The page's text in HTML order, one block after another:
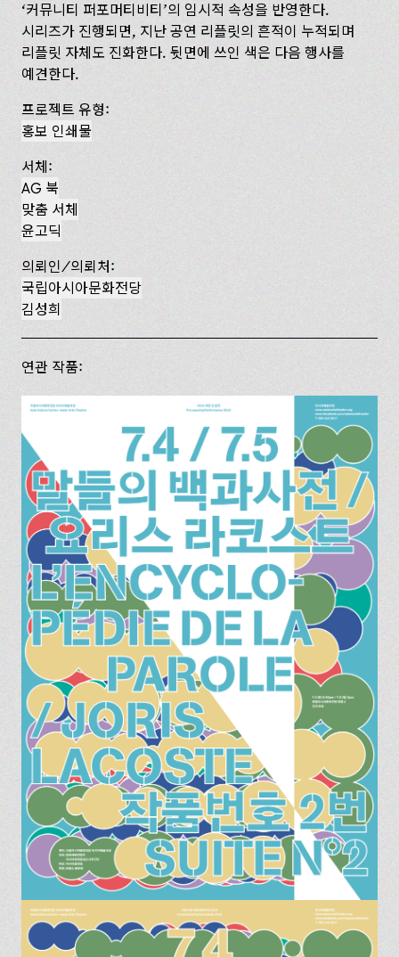
‘커뮤니티 퍼포머티비티’의 임시적 속성을 반영한다.
시리즈가 진행되면, 지난 공연 리플릿의 흔적이 누적되며
리플릿 자체도 진화한다. 뒷면에 쓰인 색은 다음 행사를
예견한다.
프로젝트 유형:
홍보 인쇄물
서체:
AG 북
맞춤 서체
윤고딕
의뢰인/의뢰처:
국립아시아문화전당
김성희
연관 작품: